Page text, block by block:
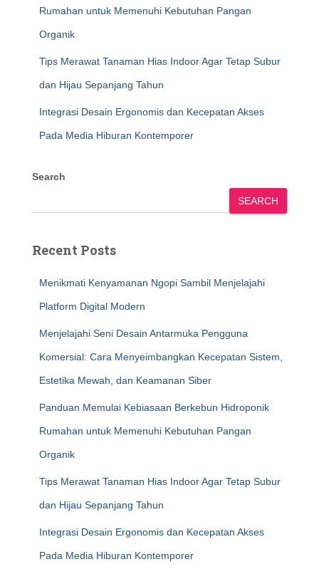
Rumahan untuk Memenuhi Kebutuhan Pangan
Organik
Tips Merawat Tanaman Hias Indoor Agar Tetap Subur
dan Hijau Sepanjang Tahun
Integrasi Desain Ergonomis dan Kecepatan Akses
Pada Media Hiburan Kontemporer
Search
SEARCH
Recent Posts
Menikmati Kenyamanan Ngopi Sambil Menjelajahi
Platform Digital Modern
Menjelajahi Seni Desain Antarmuka Pengguna
Komersial: Cara Menyeimbangkan Kecepatan Sistem,
Estetika Mewah, dan Keamanan Siber
Panduan Memulai Kebiasaan Berkebun Hidroponik
Rumahan untuk Memenuhi Kebutuhan Pangan
Organik
Tips Merawat Tanaman Hias Indoor Agar Tetap Subur
dan Hijau Sepanjang Tahun
Integrasi Desain Ergonomis dan Kecepatan Akses
Pada Media Hiburan Kontemporer